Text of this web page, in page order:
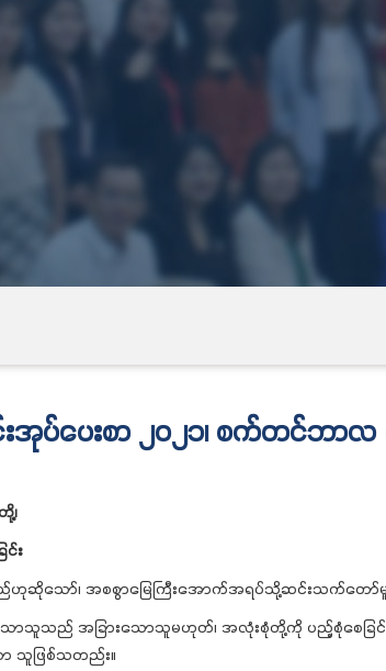
အုပ်ပေးစာ ၂၀၂၁၊ စက်တင်ဘာ
၊
င်း
ဆိုသော်၊ အစစွာမြေကြီးအောက်အရပ်သို့ဆင်းသက်တေ
ာသူသည် အခြားသောသူမဟုတ်၊ အလုံးစုံတို့ကို ပည့်စုံစေခြ
သူဖြစ်သတည်း။